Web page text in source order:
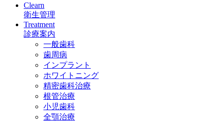
Clearn
衛生管理
Treatment
診療案内
一般歯科
歯周病
インプラント
ホワイトニング
精密歯科治療
根管治療
小児歯科
全顎治療